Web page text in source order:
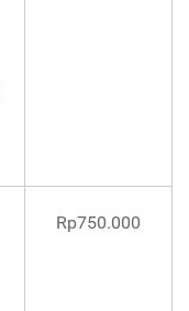
Rp750.000